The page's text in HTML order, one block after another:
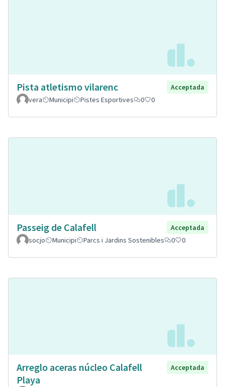
Pista atletismo vilarenc
Acceptada
vera
Municipi Pistes Esportives 0 0
Passeig de Calafell
Acceptada
socjo
Municipi Parcs i Jardins Sostenibles 0 0
Arreglo aceras núcleo Calafell
Playa
Acceptada